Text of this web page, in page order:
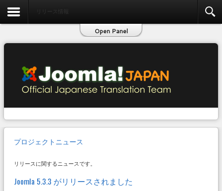
Open Panel
プロジェクトニュース
リリースに関するニュースです。
Joomla 5.3.3 がリリースされました